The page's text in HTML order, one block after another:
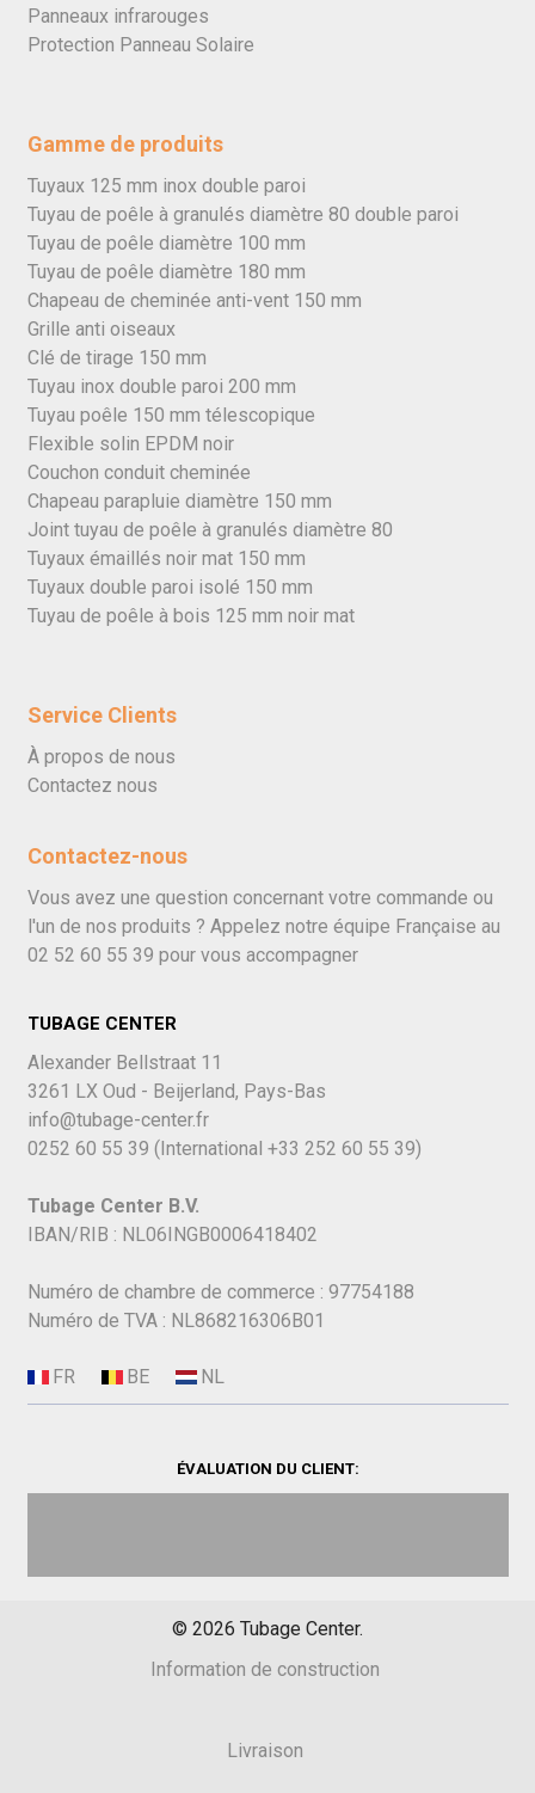
Panneaux infrarouges
Protection Panneau Solaire
Gamme de produits
Tuyaux 125 mm inox double paroi
Tuyau de poêle à granulés diamètre 80 double paroi
Tuyau de poêle diamètre 100 mm
Tuyau de poêle diamètre 180 mm
Chapeau de cheminée anti-vent 150 mm
Grille anti oiseaux
Clé de tirage 150 mm
Tuyau inox double paroi 200 mm
Tuyau poêle 150 mm télescopique
Flexible solin EPDM noir
Couchon conduit cheminée
Chapeau parapluie diamètre 150 mm
Joint tuyau de poêle à granulés diamètre 80
Tuyaux émaillés noir mat 150 mm
Tuyaux double paroi isolé 150 mm
Tuyau de poêle à bois 125 mm noir mat
Service Clients
À propos de nous
Contactez nous
Contactez-nous
Vous avez une question concernant votre commande ou
l'un de nos produits ? Appelez notre équipe Française au
02 52 60 55 39 pour vous accompagner
TUBAGE CENTER
Alexander Bellstraat 11
3261 LX Oud - Beijerland, Pays-Bas
info@tubage-center.fr
0252 60 55 39 (International +33 252 60 55 39)
Tubage Center B.V.
IBAN/RIB : NL06INGB0006418402
Numéro de chambre de commerce : 97754188
Numéro de TVA : NL868216306B01
ÉVALUATION DU CLIENT:
© 2026 Tubage Center.
Information de construction
Livraison